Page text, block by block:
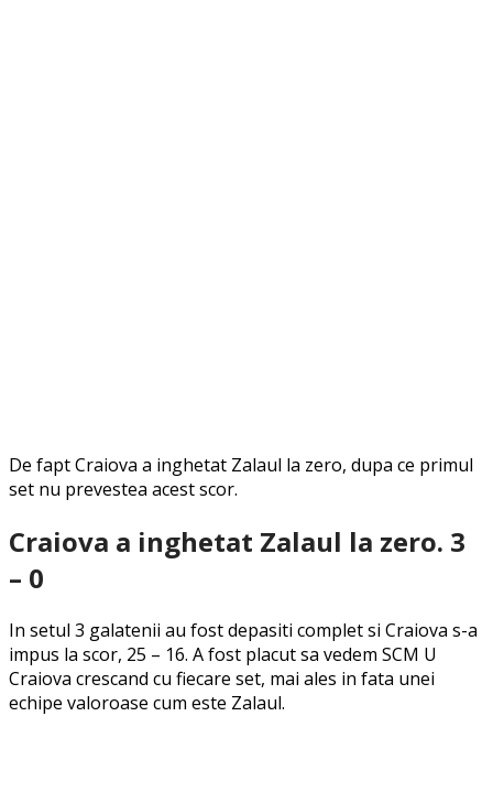
De fapt Craiova a inghetat Zalaul la zero, dupa ce primul
set nu prevestea acest scor.
Craiova a inghetat Zalaul la zero. 3
– 0
In setul 3 galatenii au fost depasiti complet si Craiova s-a
impus la scor, 25 – 16. A fost placut sa vedem SCM U
Craiova crescand cu fiecare set, mai ales in fata unei
echipe valoroase cum este Zalaul.